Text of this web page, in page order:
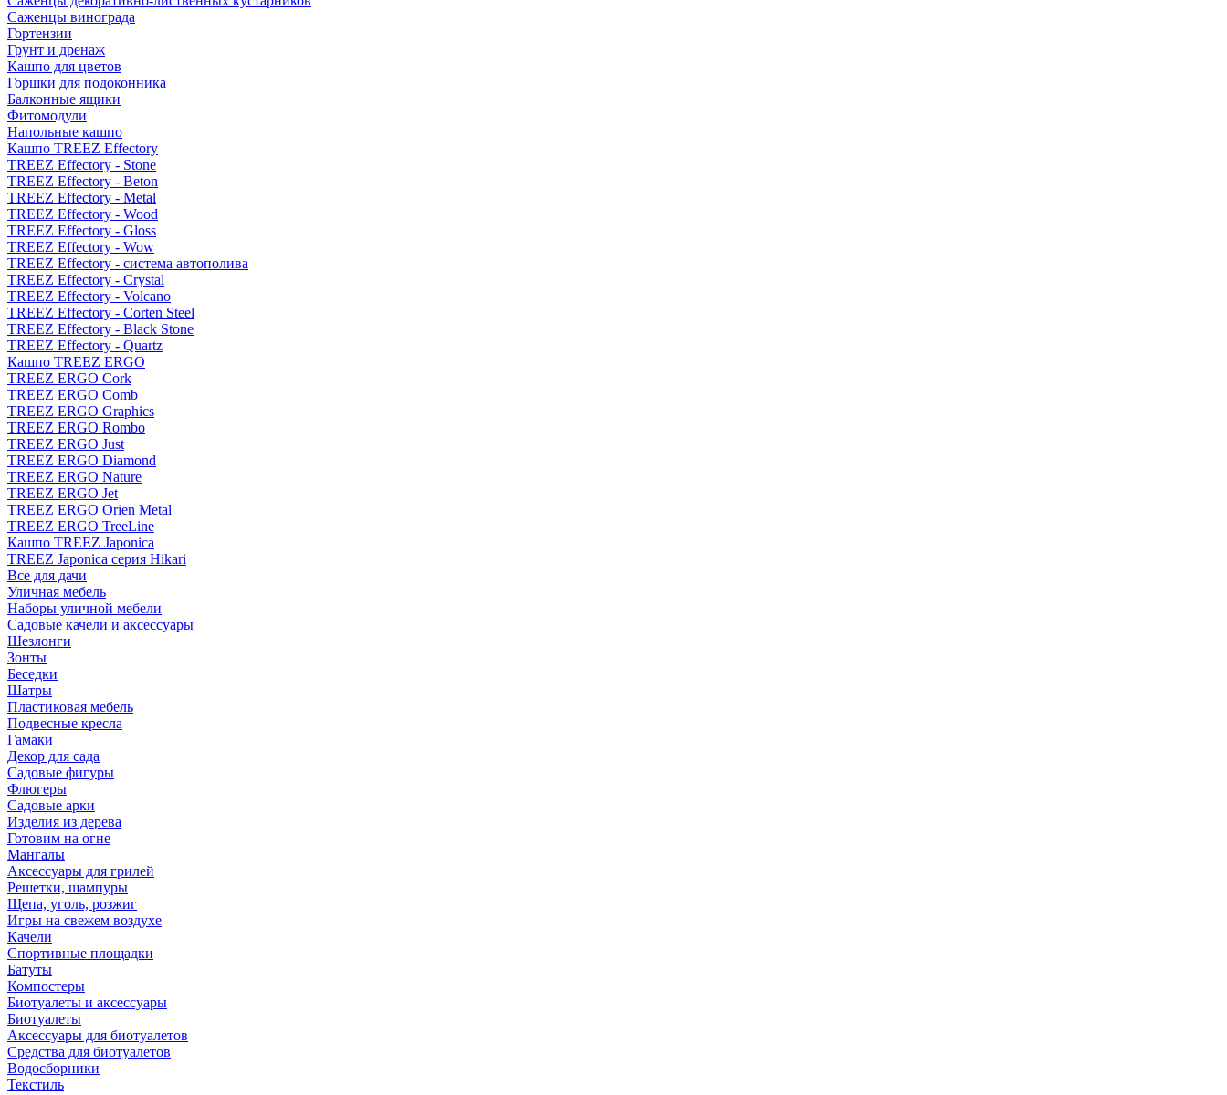
Саженцы винограда
Гортензии
Грунт и дренаж
Кашпо для цветов
Горшки для подоконника
Балконные ящики
Фитомодули
Напольные кашпо
Кашпо TREEZ Effectory
TREEZ Effectory - Stone
TREEZ Effectory - Beton
TREEZ Effectory - Metal
TREEZ Effectory - Wood
TREEZ Effectory - Gloss
TREEZ Effectory - Wow
TREEZ Effectory - система автополива
TREEZ Effectory - Crystal
TREEZ Effectory - Volcano
TREEZ Effectory - Corten Steel
TREEZ Effectory - Black Stone
TREEZ Effectory - Quartz
Кашпо TREEZ ERGO
TREEZ ERGO Cork
TREEZ ERGO Comb
TREEZ ERGO Graphics
TREEZ ERGO Rombo
TREEZ ERGO Just
TREEZ ERGO Diamond
TREEZ ERGO Nature
TREEZ ERGO Jet
TREEZ ERGO Orien Metal
TREEZ ERGO TreeLine
Кашпо TREEZ Japonica
TREEZ Japonica серия Hikari
Все для дачи
Уличная мебель
Наборы уличной мебели
Садовые качели и аксессуары
Шезлонги
Зонты
Беседки
Шатры
Пластиковая мебель
Подвесные кресла
Гамаки
Декор для сада
Садовые фигуры
Флюгеры
Садовые арки
Изделия из дерева
Готовим на огне
Мангалы
Аксессуары для грилей
Решетки, шампуры
Щепа, уголь, розжиг
Игры на свежем воздухе
Качели
Спортивные площадки
Батуты
Компостеры
Биотуалеты и аксессуары
Биотуалеты
Аксессуары для биотуалетов
Средства для биотуалетов
Водосборники
Текстиль